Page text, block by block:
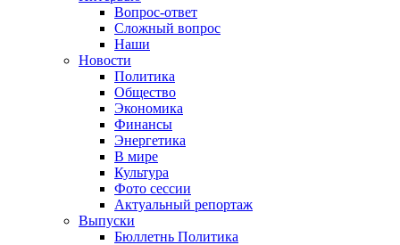
Вопрос-ответ
Сложный вопрос
Наши
Новости
Политика
Общество
Экономика
Финансы
Энергетика
В мире
Культура
Фото сессии
Актуальный репортаж
Выпуски
Бюллетнь Политика